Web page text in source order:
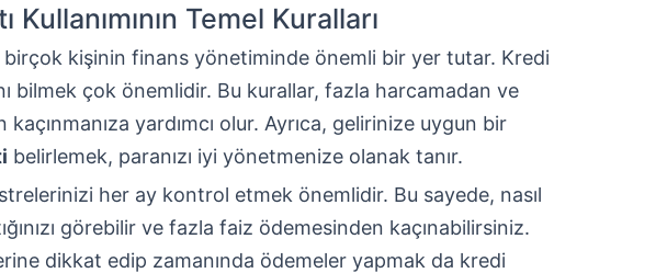
Kullanımının Temel Kuralları
birçok kişinin finans yönetiminde önemli bir yer tutar. Kredi
bilmek çok önemlidir. Bu kurallar, fazla harcamadan ve
yardımcı olur. Ayrıca, gelirinize uygun bir
belirlemek, paranızı iyi yönetmenize olanak tanır.
her ay kontrol etmek önemlidir. Bu sayede, nasıl
görebilir ve fazla faiz ödemesinden kaçınabilirsiniz.
dikkat edip zamanında ödemeler yapmak da kredi